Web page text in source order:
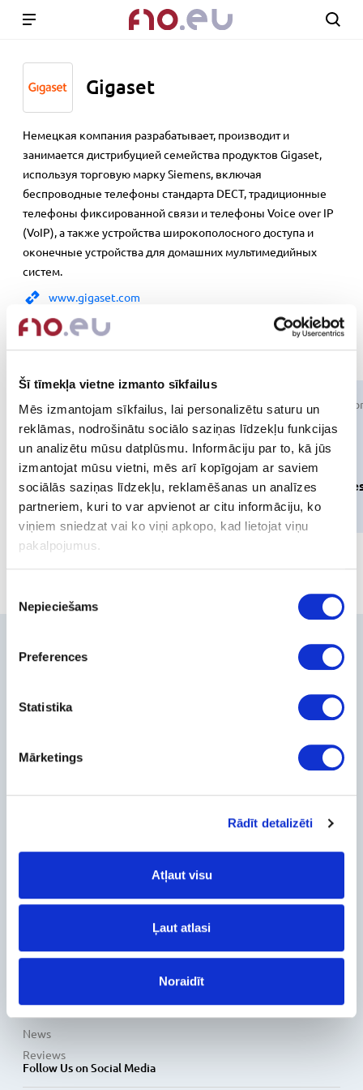
Šī tīmekļa vietne izmanto sīkfailus
Mēs izmantojam sīkfailus, lai personalizētu saturu un
reklāmas, nodrošinātu sociālo saziņas līdzekļu funkcijas
un analizētu mūsu datplūsmu. Informāciju par to, kā jūs
izmantojat mūsu vietni, mēs arī kopīgojam ar saviem
sociālās saziņas līdzekļu, reklamēšanas un analīzes
partneriem, kuri to var apvienot ar citu informāciju, ko
viņiem sniedzat vai ko viņi apkopo, kad lietojat viņu
pakalpojumus.
izvēle
Nepieciešams
Preferences
Statistika
Mārketings
Rādīt detalizēti
Atļaut visu
Ļaut atlasi
Noraidīt
Gigaset
Немецкая компания разрабатывает, производит и
занимается дистрибуцией семейства продуктов Gigaset,
используя торговую марку Siemens, включая
беспроводные телефоны стандарта DECT, традиционные
телефоны фиксированной связи и телефоны Voice over IP
(VoIP), а также устройства широкополосного доступа и
оконечные устройства для домашних мультимедийных
систем.
www.gigaset.com
Téléphonie et
Telephone
devices
2 products
VoIP
IP-
1 product
6, Place du Vel d’Hiv, Les Lilas
Contact Info
Warranty and Refunds
News
Reviews
Follow Us on Social Media